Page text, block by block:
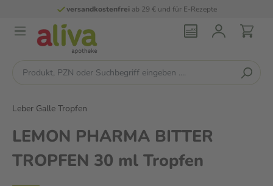
versandkostenfreiab 29 € und für E-Rezepte
Leber Galle Tropfen
LEMON PHARMA BITTER
TROPFEN 30 ml Tropfen